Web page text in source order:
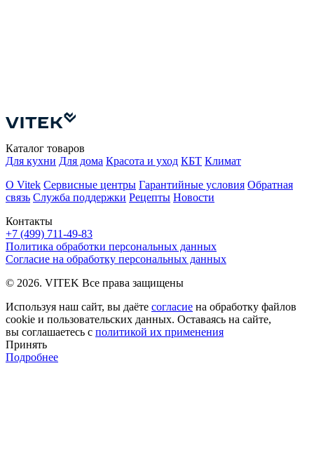
Контакты
+7 (499) 711-49-83
Каталог товаров
Для кухни Для дома Красота и уход КБТ Климат
О Vitek Сервисные центры Гарантийные условия Обратная
связь Служба поддержки Рецепты Новости
Политика обработки персональных данных
Согласие на обработку персональных данных
© 2026. VITEK Все права защищены
Используя наш сайт, вы даёте согласие на обработку файлов
cookie и пользовательских данных. Оставаясь на сайте,
вы соглашаетесь с политикой их применения
Принять
Подробнее